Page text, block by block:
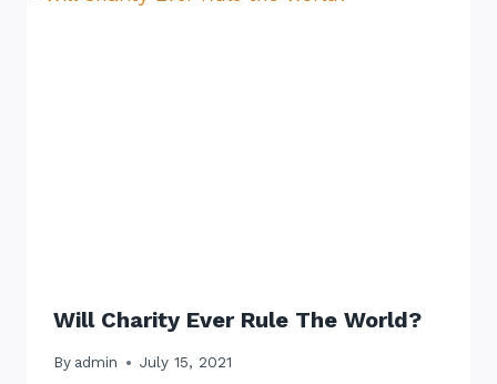
Will Charity Ever Rule The World?
By admin July 15, 2021